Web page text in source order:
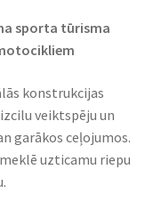
sporta tūrisma
konstrukcijas
veiktspēju un
garākos ceļojumos.
uzticamu riepu